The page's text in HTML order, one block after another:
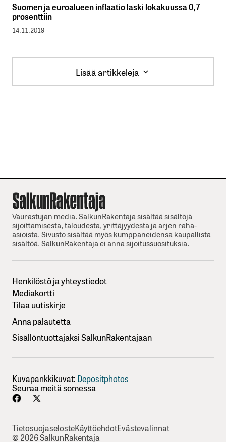
Suomen ja euroalueen inflaatio laski lokakuussa 0,7
prosenttiin
14.11.2019
Lisää artikkeleja
Lisää artikkeleja
Vaurastujan media. SalkunRakentaja sisältää sisältöjä
sijoittamisesta, taloudesta, yrittäjyydesta ja arjen raha-
asioista. Sivusto sisältää myös kumppaneidensa kaupallista
sisältöä. SalkunRakentaja ei anna sijoitussuosituksia.
Henkilöstö ja yhteystiedot
Mediakortti
Tilaa uutiskirje
Anna palautetta
Sisällöntuottajaksi SalkunRakentajaan
Kuvapankkikuvat: Depositphotos
Seuraa meitä somessa
TietosuojaselosteKäyttöehdotEvästevalinnat
© 2026 SalkunRakentaja